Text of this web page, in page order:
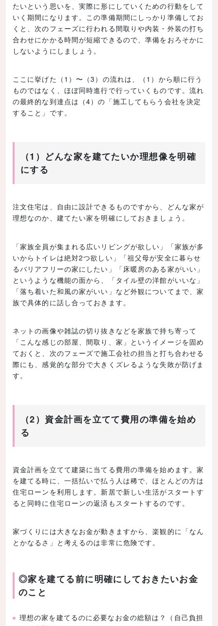
たいという思いを、実際に形にしていくための行動をして
いく期間になります。この準備期間にしっかり準備してお
くと、次のフェーズに行われる間取りや内装・外装の打ち
合わせにかかる時間が短縮できるので、準備をおろそかに
しないようにしましょう。
ここに挙げた（1）〜（3）の流れは、（1）から順に行う
ものではなく、ほぼ同時進行で行っていくものです。流れ
の最終的な到達点は（4）の「施工してもらう会社を決定
すること」です。
（1）どんな家を建てたいか理想像を明確
にする
注文住宅は、自由に設計できるものですから、どんな家が
理想なのか、建てたい家を明確にしておきましょう。
「家族全員が集まれる広いリビングが欲しい」「家族が多
いからトイレは絶対2つ欲しい」「祖父母が安全に暮らせ
るバリアフリーの家にしたい」「床暖房のある家がいい」
というような機能の面から、「タイル壁の洋館がいいな」
「落ち着いた和風の家がいい」など外観についてまで、家
族で具体的に話し合っておきます。
ネットの画像や雑誌の切り抜きなどを家族で持ち寄って
「こんな感じの部屋、間取り、家」というイメージを固め
ておくと、次のフェーズで施工会社の担当と打ち合わせる
際にも、感覚的な部分で大きくズレるような失敗が防げま
す。
（2）資金計画を立てて費用の準備を始め
る
資金計画を立てて建築に当てる費用の準備を始めます。家
を建てる時に、一括払いで払う人は稀で、ほとんどの方は
住宅ローンを利用します。新居で新しい生活がスタートす
ると同時に住宅ローンの返済もスタートするのです。
家づくりには大きなお金が動きますから、楽観的に「なん
とかなるさ」と考えるのは非常に危険です。
◎家を建てる前に明確にしておきたいお金
のこと
理想の家を建てるのに必要なお金の総額は？（自己負担